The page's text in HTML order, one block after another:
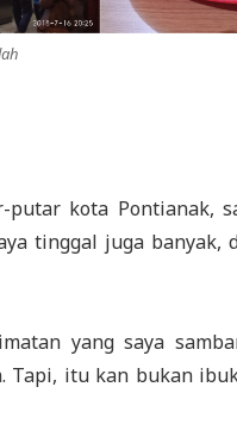
kota Pontianak,
tinggal juga banyak,
yang saya
Tapi, itu kan bukan